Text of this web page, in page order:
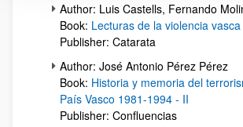
Author: Luis Castells, Fernando
Book: Lecturas de la violencia vasca
Publisher: Catarata
Author: José Antonio Pérez Pérez
Book: Historia y memoria del
País Vasco 1981-1994 - II
Publisher: Confluencias